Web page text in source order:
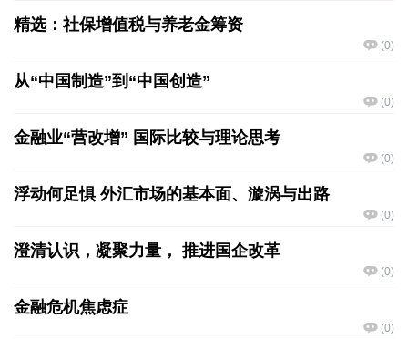
精选：社保增值税与养老金筹资
(0)
从“中国制造”到“中国创造”
(0)
金融业“营改增” 国际比较与理论思考
(0)
浮动何足惧 外汇市场的基本面、漩涡与出路
(0)
澄清认识，凝聚力量， 推进国企改革
(0)
金融危机焦虑症
(0)